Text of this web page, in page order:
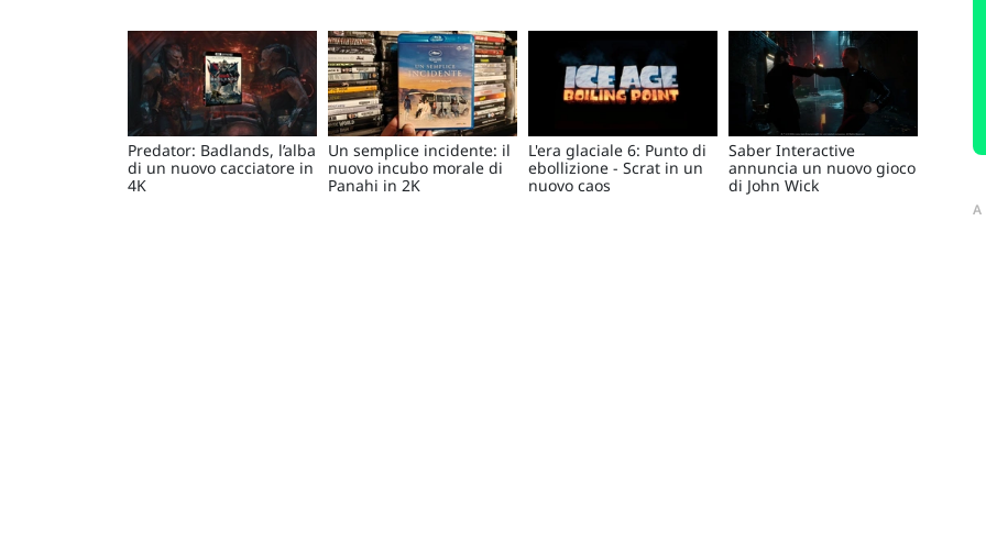
Predator: Badlands, l’alba
di un nuovo cacciatore in
4K
Un semplice incidente: il
nuovo incubo morale di
Panahi in 2K
L'era glaciale 6: Punto di
ebollizione - Scrat in un
nuovo caos
Saber Interactive
annuncia un nuovo gioco
di John Wick